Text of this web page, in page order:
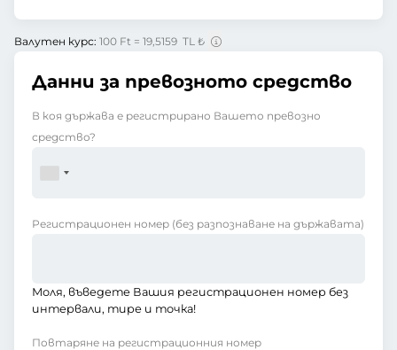
Валутен курс: 100 Ft = 19,5159 TL ₺
Данни за превозното средство
В коя държава е регистрирано Вашето превозно
средство?
Регистрационен номер (без разпознаване на държавата)
Моля, въведете Вашия регистрационен номер без
интервали, тире и точка!
Повтаряне на регистрационния номер